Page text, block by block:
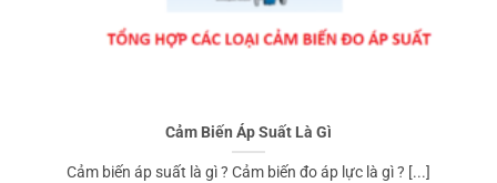
Cảm Biến Áp Suất Là Gì
Cảm biến áp suất là gì ? Cảm biến đo áp lực là gì ? [...]